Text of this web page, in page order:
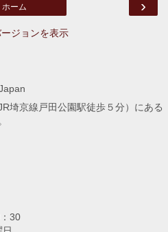
›
ホーム
ジョンを表示
埼京線戸田公園駅徒歩５分）にある
30